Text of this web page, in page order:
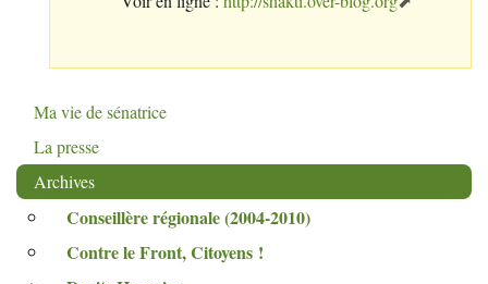
Ma vie de sénatrice
La presse
Archives
Conseillère régionale (2004-2010)
Contre le Front, Citoyens !